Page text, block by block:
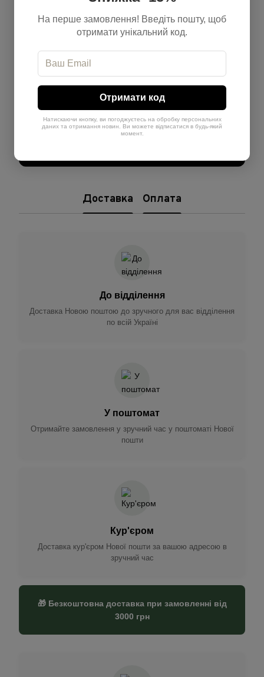
Відгуки
Додайте перший відгук
Доставка Оплата
До відділення
Доставка Новою поштою до зручного для вас відділення
по всій Україні
У поштомат
Отримайте замовлення у зручний час у поштоматі Нової
пошти
Кур'єром
Доставка кур'єром Нової пошти за вашою адресою в
зручний час
🎁 Безкоштовна доставка при замовленні від
3000 грн
На перше замовлення! Введіть пошту, щоб
отримати унікальний код.
Отримати код
Натискаючи кнопку, ви погоджуєтесь на обробку персональних
даних та отримання новин. Ви можете відписатися в будь-який
момент.